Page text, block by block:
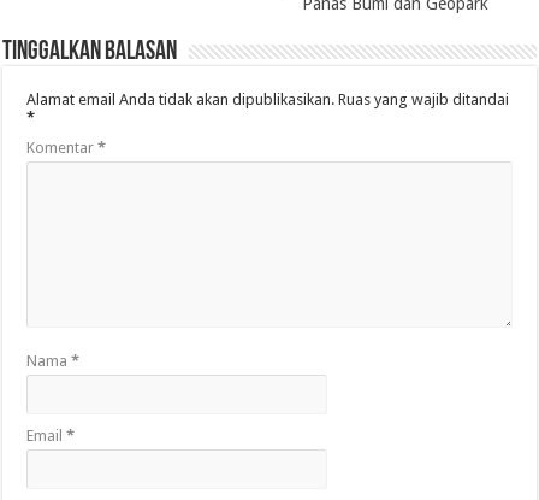
Tinggalkan Balasan
Alamat email Anda tidak akan dipublikasikan. Ruas yang wajib ditandai
*
Komentar*
Nama*
Email*